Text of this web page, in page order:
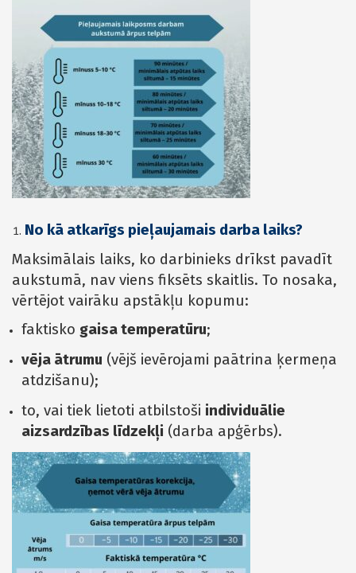
No kā atkarīgs pieļaujamais darba laiks?
Maksimālais laiks, ko darbinieks drīkst pavadīt
aukstumā, nav viens fiksēts skaitlis. To nosaka,
vērtējot vairāku apstākļu kopumu:
faktisko gaisa temperatūru;
vēja ātrumu (vējš ievērojami paātrina ķermeņa
atdzišanu);
to, vai tiek lietoti atbilstoši individuālie
aizsardzības līdzekļi (darba apģērbs).